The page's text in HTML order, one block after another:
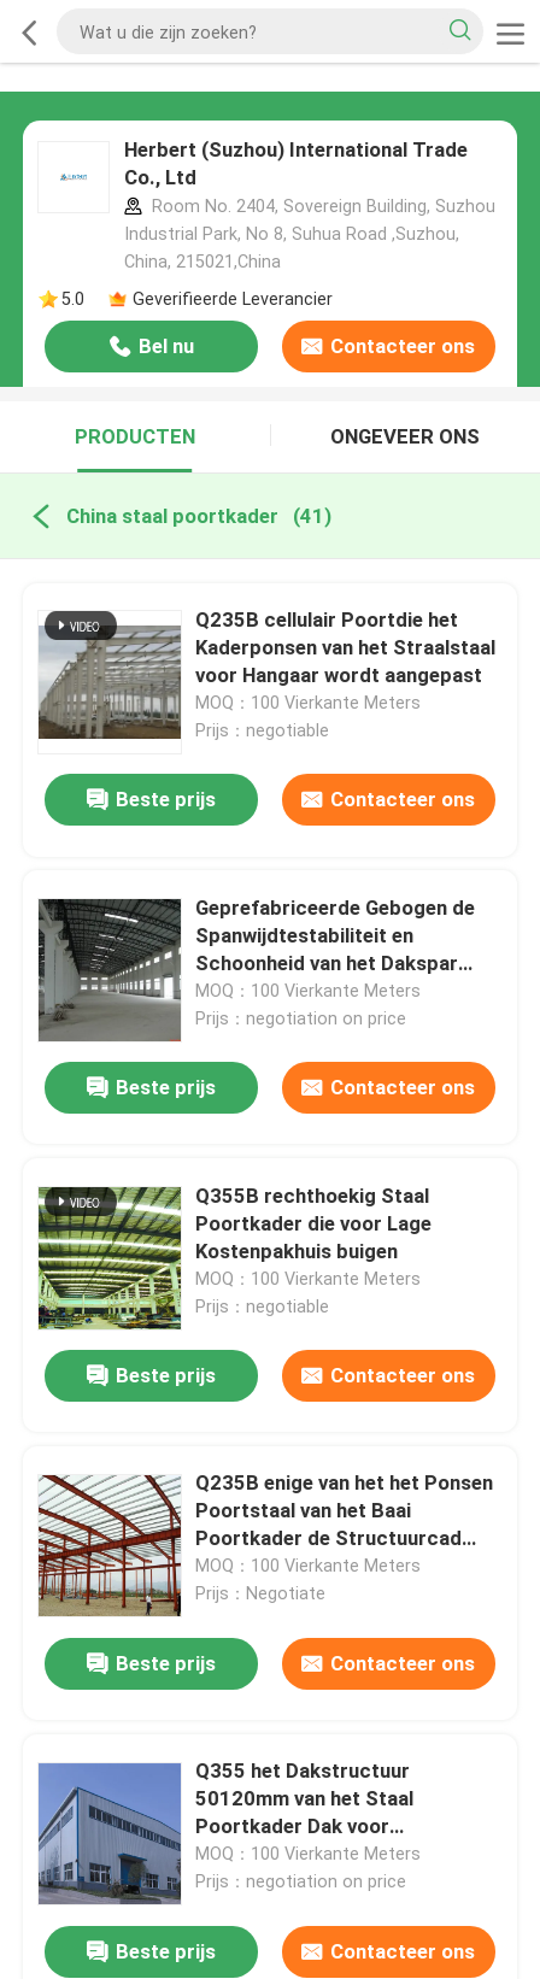
Herbert (Suzhou) International Trade
Co., Ltd
Room No. 2404, Sovereign Building, Suzhou
Industrial Park, No 8, Suhua Road ,Suzhou,
China, 215021,China
5.0
Geverifieerde Leverancier
Bel nu Contacteer ons
PRODUCTEN ONGEVEER ONS
China staal poortkader (41)
Q235B cellulair Poortdie het
Kaderponsen van het Straalstaal
voor Hangaar wordt aangepast
MOQ：100 Vierkante Meters
Prijs：negotiable
Beste prijs Contacteer ons
Geprefabriceerde Gebogen de
Spanwijdtestabiliteit en
Schoonheid van het Dakspar
Poortkader
MOQ：100 Vierkante Meters
Prijs：negotiation on price
Beste prijs Contacteer ons
Q355B rechthoekig Staal
Poortkader die voor Lage
Kostenpakhuis buigen
MOQ：100 Vierkante Meters
Prijs：negotiable
Beste prijs Contacteer ons
Q235B enige van het het Ponsen
Poortstaal van het Baai
Poortkader de Structuurcad
voor Hall Shed
MOQ：100 Vierkante Meters
Prijs：Negotiate
Beste prijs Contacteer ons
Q355 het Dakstructuur
50120mm van het Staal
Poortkader Dak voor
Tentoonstellingszaal
MOQ：100 Vierkante Meters
Prijs：negotiation on price
Beste prijs Contacteer ons